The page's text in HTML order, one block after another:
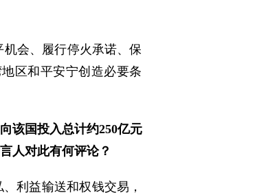
会、履行停火承诺、保
区和平安宁创造必要条
该国投入总计约250亿元
人对此有何评论？
利益输送和权钱交易，